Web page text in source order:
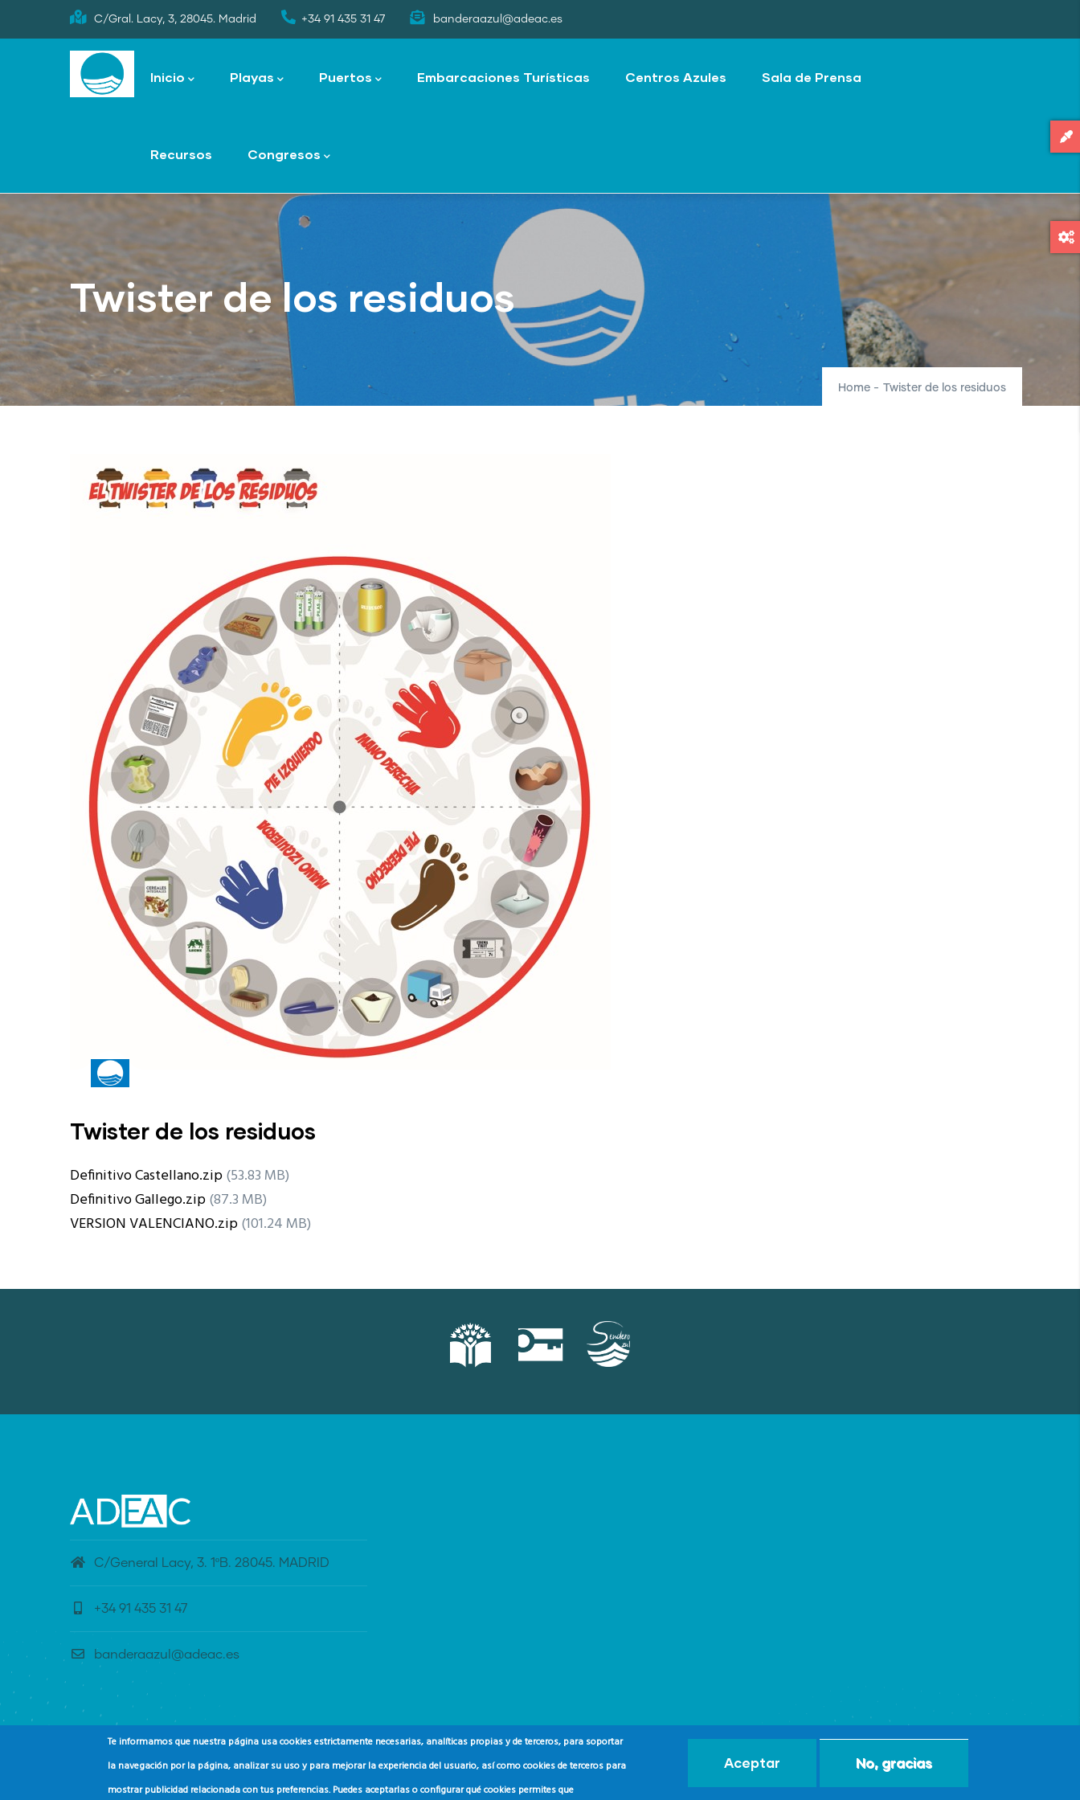
to
C/Gral. Lacy, 3, 28045. Madrid +34 91 435 31 47 banderaazul@adeac.es
navigation
Inicio Playas Puertos Embarcaciones Turísticas Centros Azules Sala de Prensa
Recursos Congresos
Twister de los residuos
Home - Twister de los residuos
Twister de los residuos
Definitivo Castellano.zip(53.83 MB)
Definitivo Gallego.zip(87.3 MB)
VERSION VALENCIANO.zip(101.24 MB)
C/General Lacy, 3. 1ºB. 28045. MADRID
+34 91 435 31 47
banderaazul@adeac.es
Te informamos que nuestra página usa cookies estrictamente necesarias, analíticas propias y de terceros, para soportar
la navegación por la página, analizar su uso y para mejorar la experiencia del usuario, así como cookies de terceros para
mostrar publicidad relacionada con tus preferencias. Puedes aceptarlas o configurar qué cookies permites que
Aceptar No, gracias